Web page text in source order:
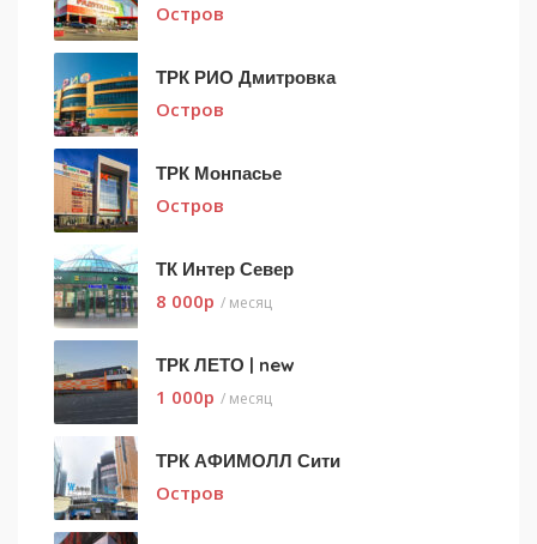
Остров
ТРК РИО Дмитровка
Остров
ТРК Монпасье
Остров
ТК Интер Север
8 000p / месяц
ТРК ЛЕТО | new
1 000p / месяц
ТРК АФИМОЛЛ Сити
Остров